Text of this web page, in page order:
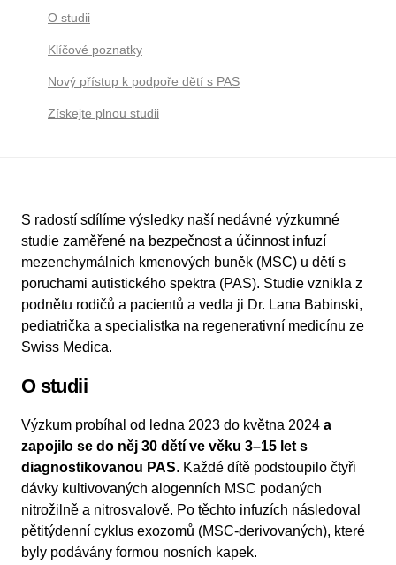
S radostí sdílíme výsledky naší nedávné výzkumné
studie zaměřené na bezpečnost a účinnost infuzí
mezenchymálních kmenových buněk (MSC) u dětí s
poruchami autistického spektra (PAS). Studie vznikla z
podnětu rodičů a pacientů a vedla ji Dr. Lana Babinski,
pediatrička a specialistka na regenerativní medicínu ze
Swiss Medica.
O studii
Výzkum probíhal od ledna 2023 do května 2024 a
zapojilo se do něj 30 dětí ve věku 3–15 let s
diagnostikovanou PAS. Každé dítě podstoupilo čtyři
dávky kultivovaných alogenních MSC podaných
nitrožilně a nitrosvalově. Po těchto infuzích následoval
pětitýdenní cyklus exozomů (MSC-derivovaných), které
byly podávány formou nosních kapek.
O studii
Klíčové poznatky
Nový přístup k podpoře dětí s PAS
Získejte plnou studii